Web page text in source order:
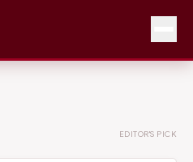
EDITOR'S PICK